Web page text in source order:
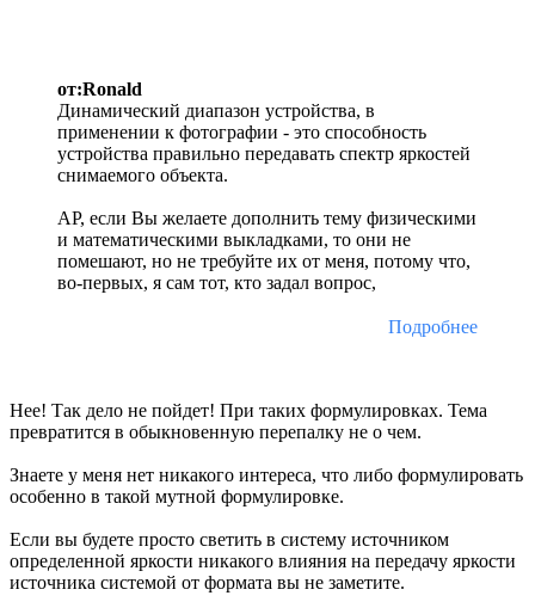
от:Ronald
Динамический диапазон устройства, в
применении к фотографии - это способность
устройства правильно передавать спектр яркостей
снимаемого объекта.
AP, если Вы желаете дополнить тему физическими
и математическими выкладками, то они не
помешают, но не требуйте их от меня, потому что,
во-первых, я сам тот, кто задал вопрос,
Подробнее
Нее! Так дело не пойдет! При таких формулировках. Тема
превратится в обыкновенную перепалку не о чем.
Знаете у меня нет никакого интереса, что либо формулировать
особенно в такой мутной формулировке.
Если вы будете просто светить в систему источником
определенной яркости никакого влияния на передачу яркости
источника системой от формата вы не заметите.